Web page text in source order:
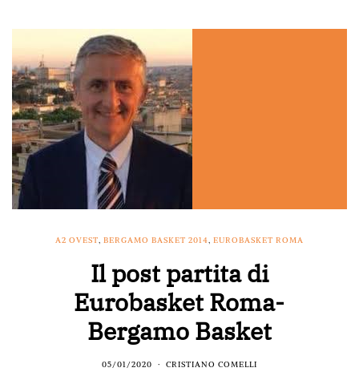
A2 OVEST, BERGAMO BASKET 2014, EUROBASKET ROMA
Il post partita di
Eurobasket Roma-
Bergamo Basket
05/01/2020 CRISTIANO COMELLI